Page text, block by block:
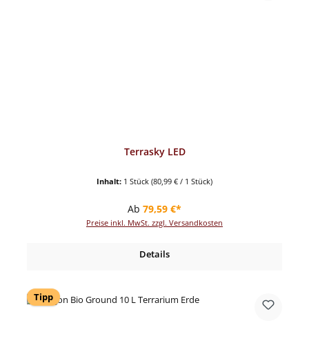
Terrasky LED
Inhalt: 1 Stück (80,99 € / 1 Stück)
Regulärer Preis:
Ab 79,59 €*
Preise inkl. MwSt. zzgl. Versandkosten
Details
Tipp